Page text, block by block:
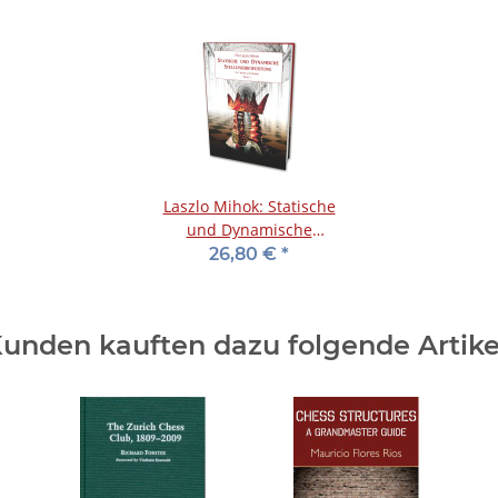
Laszlo Mihok: Statische
und Dynamische
Stellungsbewertung für
26,80 € *
kauften dazu folgende